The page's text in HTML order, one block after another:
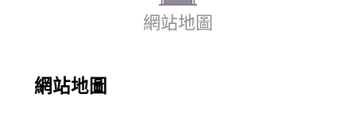
網站地圖
網站地圖